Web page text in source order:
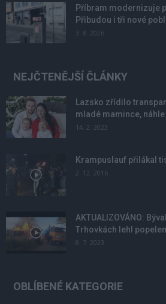
Příbram modernizuje
Přibudou i tři nové
3. 8. 2026
NEJČTENĚJŠÍ ČLÁNKY
Lazsko zřídilo
mladé mamince,
14. 2. 2023
Krampuslauf přilákal
2. 12. 2016
AKTUALIZOVÁNO:
Trhovkách lehl
8. 7. 2023
OBLÍBENÉ KATEGORIE